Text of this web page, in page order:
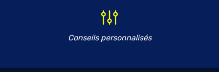
Conseils personnalisés